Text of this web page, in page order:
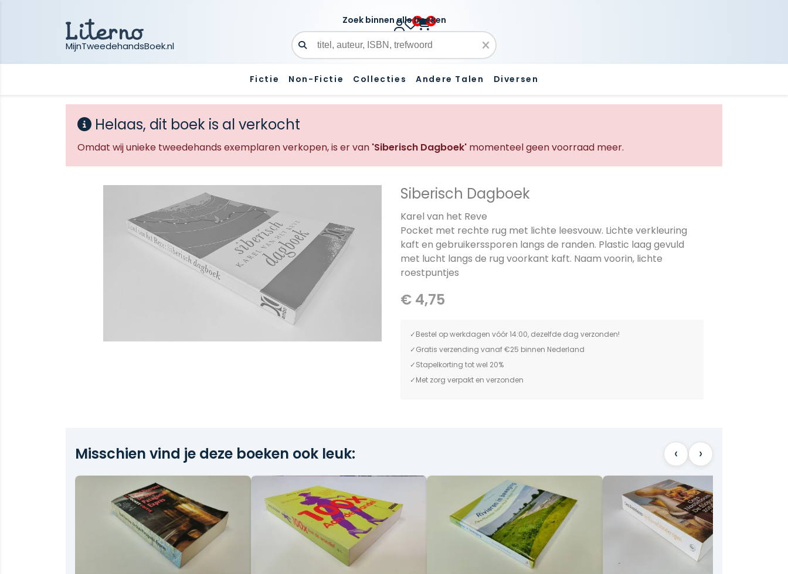
MijnTweedehandsBoek.nl
0 0
Zoek binnen alle boeken
Zoekveld
Fictie Non-Fictie Collecties Andere Talen Diversen
Helaas, dit boek is al verkocht
Omdat wij unieke tweedehands exemplaren verkopen, is er van 'Siberisch Dagboek' momenteel geen voorraad meer.
Siberisch Dagboek
Karel van het Reve
Pocket met rechte rug met lichte leesvouw. Lichte verkleuring
kaft en gebruikerssporen langs de randen. Plastic laag gevuld
met lucht langs de rug voorkant kaft. Naam voorin, lichte
roestpuntjes
€ 4,75
Bestel op werkdagen vóór 14:00, dezelfde dag verzonden!
Gratis verzending vanaf €25 binnen Nederland
Stapelkorting tot wel 20%
Met zorg verpakt en verzonden
Misschien vind je deze boeken ook leuk: ‹ ›